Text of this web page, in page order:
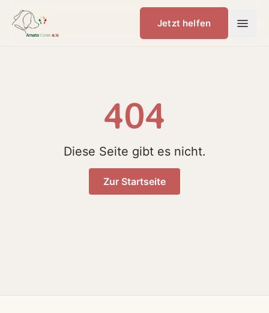
Jetzt helfen
404
Diese Seite gibt es nicht.
Zur Startseite